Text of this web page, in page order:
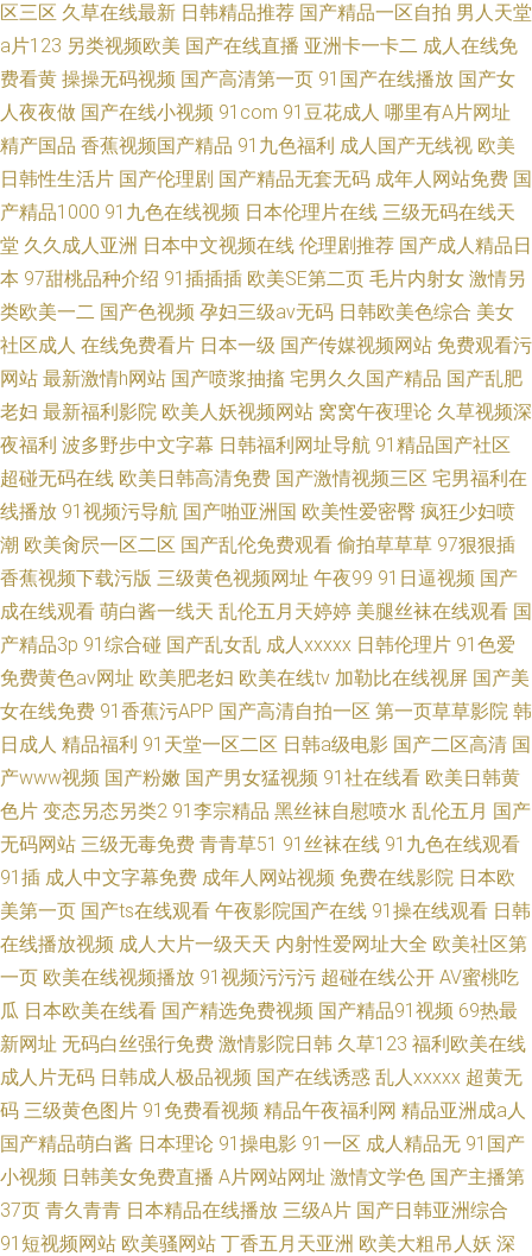
区三区 久草在线最新 日韩精品推荐 国产精品一区自拍 男人天堂
a片123 另类视频欧美 国产在线直播 亚洲卡一卡二 成人在线免
费看黄 操操无码视频 国产高清第一页 91国产在线播放 国产女
人夜夜做 国产在线小视频 91com 91豆花成人 哪里有A片网址
精产国品 香蕉视频国产精品 91九色福利 成人国产无线视 欧美
日韩性生活片 国产伦理剧 国产精品无套无码 成年人网站免费 国
产精品1000 91九色在线视频 日本伦理片在线 三级无码在线天
堂 久久成人亚洲 日本中文视频在线 伦理剧推荐 国产成人精品日
本 97甜桃品种介绍 91插插插 欧美SE第二页 毛片内射女 激情另
类欧美一二 国产色视频 孕妇三级av无码 日韩欧美色综合 美女
社区成人 在线免费看片 日本一级 国产传媒视频网站 免费观看污
网站 最新激情h网站 国产喷浆抽搐 宅男久久国产精品 国产乱肥
老妇 最新福利影院 欧美人妖视频网站 窝窝午夜理论 久草视频深
夜福利 波多野步中文字幕 日韩福利网址导航 91精品国产社区
超碰无码在线 欧美日韩高清免费 国产激情视频三区 宅男福利在
线播放 91视频污导航 国产啪亚洲国 欧美性爱密臀 疯狂少妇喷
潮 欧美肏屄一区二区 国产乱伦免费观看 偷拍草草草 97狠狠插
香蕉视频下载污版 三级黄色视频网址 午夜99 91日逼视频 国产
成在线观看 萌白酱一线天 乱伦五月天婷婷 美腿丝袜在线观看 国
产精品3p 91综合碰 国产乱女乱 成人xxxxx 日韩伦理片 91色爱
免费黄色av网址 欧美肥老妇 欧美在线tv 加勒比在线视屏 国产美
女在线免费 91香蕉污APP 国产高清自拍一区 第一页草草影院 韩
日成人 精品福利 91天堂一区二区 日韩a级电影 国产二区高清 国
产www视频 国产粉嫩 国产男女猛视频 91社在线看 欧美日韩黄
色片 变态另态另类2 91李宗精品 黑丝袜自慰喷水 乱伦五月 国产
无码网站 三级无毒免费 青青草51 91丝袜在线 91九色在线观看
91插 成人中文字幕免费 成年人网站视频 免费在线影院 日本欧
美第一页 国产ts在线观看 午夜影院国产在线 91操在线观看 日韩
在线播放视频 成人大片一级天天 内射性爱网址大全 欧美社区第
一页 欧美在线视频播放 91视频污污污 超碰在线公开 AV蜜桃吃
瓜 日本欧美在线看 国产精选免费视频 国产精品91视频 69热最
新网址 无码白丝强行免费 激情影院日韩 久草123 福利欧美在线
成人片无码 日韩成人极品视频 国产在线诱惑 乱人xxxxx 超黄无
码 三级黄色图片 91免费看视频 精品午夜福利网 精品亚洲成a人
国产精品萌白酱 日本理论 91操电影 91一区 成人精品无 91国产
小视频 日韩美女免费直播 A片网站网址 激情文学色 国产主播第
37页 青久青青 日本精品在线播放 三级A片 国产日韩亚洲综合
91短视频网站 欧美骚网站 丁香五月天亚洲 欧美大粗吊人妖 深